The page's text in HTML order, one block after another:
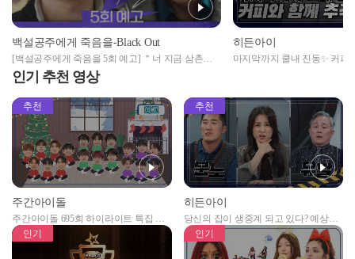
백설공주에게 죽음을-Black Out
[백설공주에게 죽음을 5회 예고] ＂너 지금 삼촌이
범죄자 만들었다는 거야?
히든아이
마지막까지 쿨내 진동✨ 커피
인기 추천 영상
추천
주간아이돌
주간아이돌 695회 하이라이트 특집 남
자아이돌편 예고
추천
히든아이
당신의 집이 생중계 되고 있다? 예상치
못한 곳에서 일어나는 불법촬영 범죄!
인기 인기